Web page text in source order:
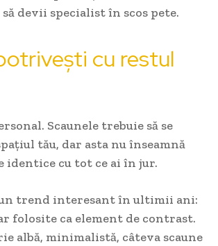
devii specialist în scos pete.
cu restul
Scaunele trebuie să se
tău, dar asta nu înseamnă
identice cu tot ce ai în jur.
trend interesant în ultimii ani:
folosite ca element de contrast.
albă, minimalistă, câteva scaune